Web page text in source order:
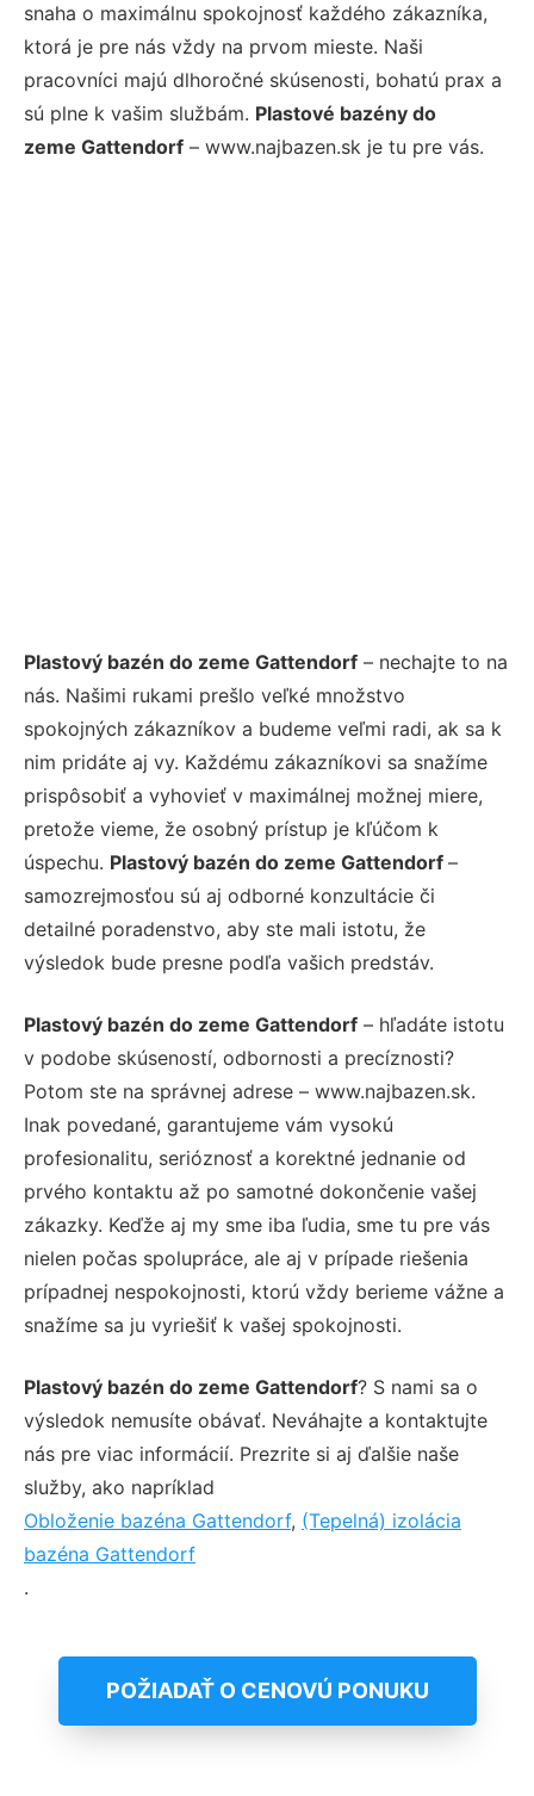
snaha o maximálnu spokojnosť každého zákazníka,
ktorá je pre nás vždy na prvom mieste. Naši
pracovníci majú dlhoročné skúsenosti, bohatú prax a
sú plne k vašim službám. Plastové bazény do
zeme Gattendorf – www.najbazen.sk je tu pre vás.
Plastový bazén do zeme Gattendorf – nechajte to na
nás. Našimi rukami prešlo veľké množstvo
spokojných zákazníkov a budeme veľmi radi, ak sa k
nim pridáte aj vy. Každému zákazníkovi sa snažíme
prispôsobiť a vyhovieť v maximálnej možnej miere,
pretože vieme, že osobný prístup je kľúčom k
úspechu. Plastový bazén do zeme Gattendorf –
samozrejmosťou sú aj odborné konzultácie či
detailné poradenstvo, aby ste mali istotu, že
výsledok bude presne podľa vašich predstáv.
Plastový bazén do zeme Gattendorf – hľadáte istotu
v podobe skúseností, odbornosti a precíznosti?
Potom ste na správnej adrese – www.najbazen.sk.
Inak povedané, garantujeme vám vysokú
profesionalitu, serióznosť a korektné jednanie od
prvého kontaktu až po samotné dokončenie vašej
zákazky. Keďže aj my sme iba ľudia, sme tu pre vás
nielen počas spolupráce, ale aj v prípade riešenia
prípadnej nespokojnosti, ktorú vždy berieme vážne a
snažíme sa ju vyriešiť k vašej spokojnosti.
Plastový bazén do zeme Gattendorf? S nami sa o
výsledok nemusíte obávať. Neváhajte a kontaktujte
nás pre viac informácií. Prezrite si aj ďalšie naše
služby, ako napríklad
Obloženie bazéna Gattendorf, (Tepelná) izolácia
bazéna Gattendorf
.
POŽIADAŤ O CENOVÚ PONUKU